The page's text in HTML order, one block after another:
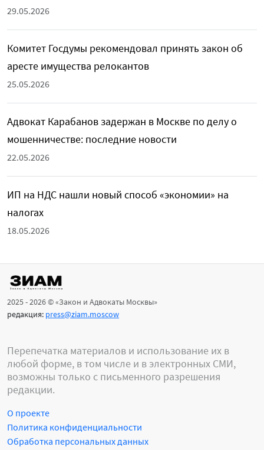
29.05.2026
Комитет Госдумы рекомендовал принять закон об
аресте имущества релокантов
25.05.2026
Адвокат Карабанов задержан в Москве по делу о
мошенничестве: последние новости
22.05.2026
ИП на НДС нашли новый способ «экономии» на
налогах
18.05.2026
2025 - 2026 © «Закон и Адвокаты Москвы»
редакция: press@ziam.moscow
Перепечатка материалов и использование их в
любой форме, в том числе и в электронных СМИ,
возможны только с письменного разрешения
редакции.
О проекте
Политика конфиденциальности
Обработка персональных данных